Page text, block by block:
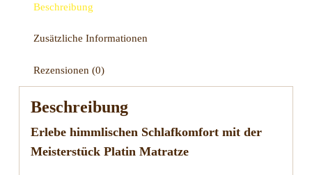
Menge
Beschreibung
Zusätzliche Informationen
Rezensionen (0)
Beschreibung
Erlebe himmlischen Schlafkomfort mit der
Meisterstück Platin Matratze